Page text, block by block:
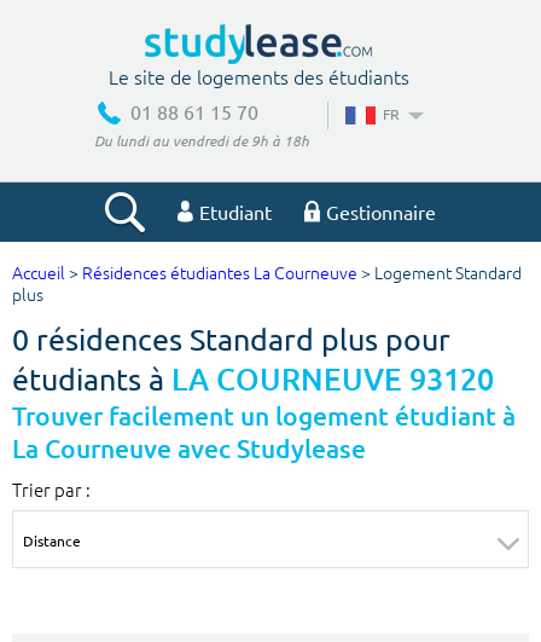
Le site de logements des étudiants
01 88 61 15 70
Du lundi au vendredi de 9h à 18h
FR
Etudiant Gestionnaire
Votre recherche
Ville, école
Budget min
€
Budget max
€
Surface min Surface max
Accueil > Résidences étudiantes La Courneuve > Logement Standard
plus
0 résidences Standard plus pour
étudiants à LA COURNEUVE 93120
Trouver facilement un logement étudiant à
La Courneuve avec Studylease
Trier par :